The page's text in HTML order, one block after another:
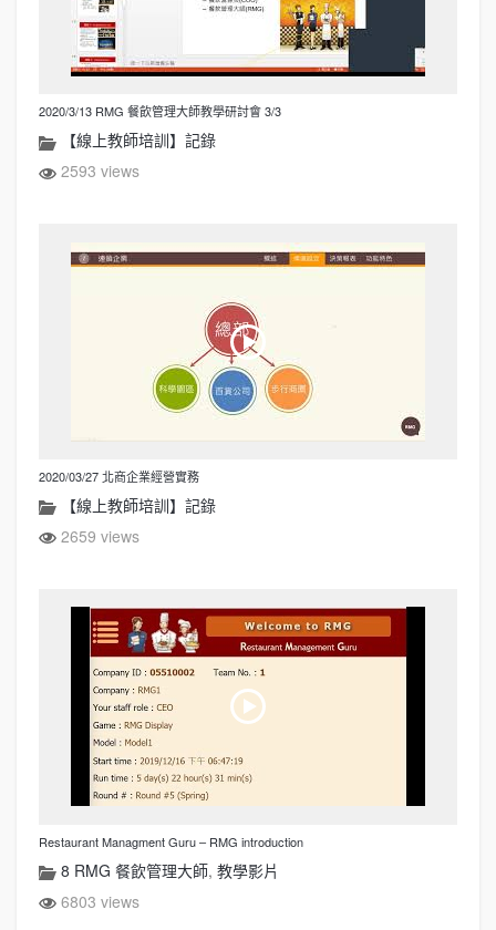
2020/3/13 RMG 餐飲管理大師教學研討會 3/3
【線上教師培訓】記錄
2593 views
2020/03/27 北商企業經營實務
【線上教師培訓】記錄
2659 views
Restaurant Managment Guru – RMG introduction
8 RMG 餐飲管理大師, 教學影片
6803 views